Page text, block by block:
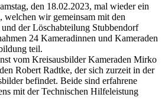
den 18.02.2023, mal wieder ein
welchen wir gemeinsam mit den
der Löschabteilung Stubbendorf
24 Kameradinnen und Kameraden
teil.
vom Kreisausbilder Kameraden Mirko
Robert Radtke, der sich zurzeit in der
befindet. Beide sind erfahrene
mit der Technischen Hilfeleistung